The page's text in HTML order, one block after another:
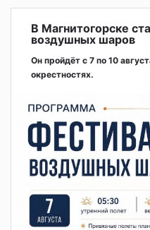
В Магнитогорске
воздушных шаров
Он пройдёт с 7 по 10
окрестностях.